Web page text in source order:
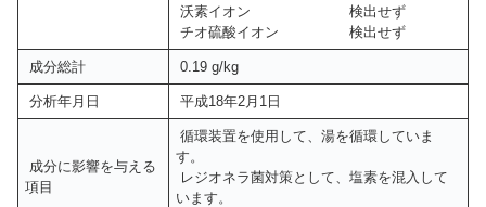
沃素イオン 検出せず
チオ硫酸イオン 検出せず
成分総計 0.19 g/kg
分析年月日 平成18年2月1日
成分に影響を与える
項目
循環装置を使用して、湯を循環していま
す。
レジオネラ菌対策として、塩素を混入して
います。